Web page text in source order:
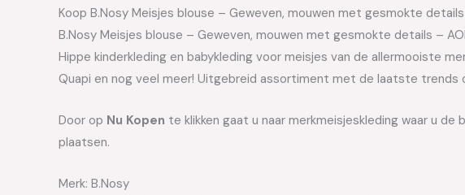
Koop B.Nosy Meisjes blouse – Geweven, mouwen met gesmokte
B.Nosy Meisjes blouse – Geweven, mouwen met gesmokte details –
Hippe kinderkleding en babykleding voor meisjes van de allermooiste
Quapi en nog veel meer! Uitgebreid assortiment met de laatste trends
Door op Nu Kopen te klikken gaat u naar merkmeisjeskleding waar u
plaatsen.
Merk: B.Nosy